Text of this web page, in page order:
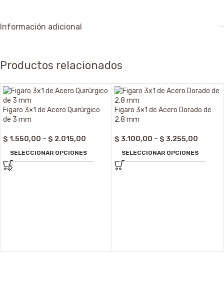
Información adicional
Productos relacionados
Figaro 3×1 de Acero Quirúrgico
de 3 mm
$ 1.550,00 – $ 2.015,00
SELECCIONAR OPCIONES
Figaro 3×1 de Acero Dorado de
2.8 mm
$ 3.100,00 – $ 3.255,00
SELECCIONAR OPCIONES